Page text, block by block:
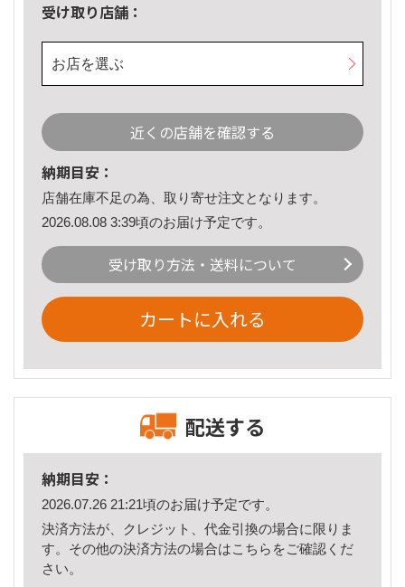
受け取り店舗：
お店を選ぶ
近くの店舗を確認する
納期目安：
店舗在庫不足の為、取り寄せ注文となります。
2026.08.08 3:39頃のお届け予定です。
受け取り方法・送料について
カートに入れる
配送する
納期目安：
2026.07.26 21:21頃のお届け予定です。
決済方法が、クレジット、代金引換の場合に限りま
す。その他の決済方法の場合はこちら をご確認くだ
さい。